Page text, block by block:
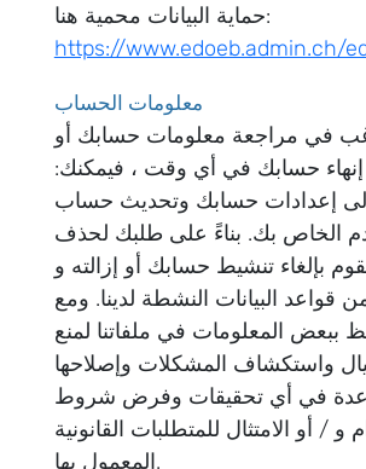
حماية البيانات محمية هنا:
https://www.edoeb.admin.ch/
معلومات الحساب
في مراجعة معلومات حسابك أو
إنهاء حسابك في أي وقت ، فيمكنك:
إلى إعدادات حسابك وتحديث حساب
الخاص بك. بناءً على طلبك لحذف
بإلغاء تنشيط حسابك أو إزالته و
قواعد البيانات النشطة لدينا. ومع
ببعض المعلومات في ملفاتنا لمنع
واستكشاف المشكلات وإصلاحها
في أي تحقيقات وفرض شروط
و / أو الامتثال للمتطلبات القانونية
المعمول بها.